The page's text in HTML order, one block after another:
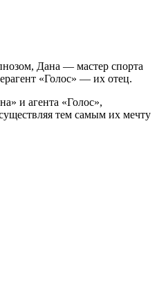
Дана — мастер спорта
«Голос» — их отец.
и агента «Голос»,
тем самым их мечту